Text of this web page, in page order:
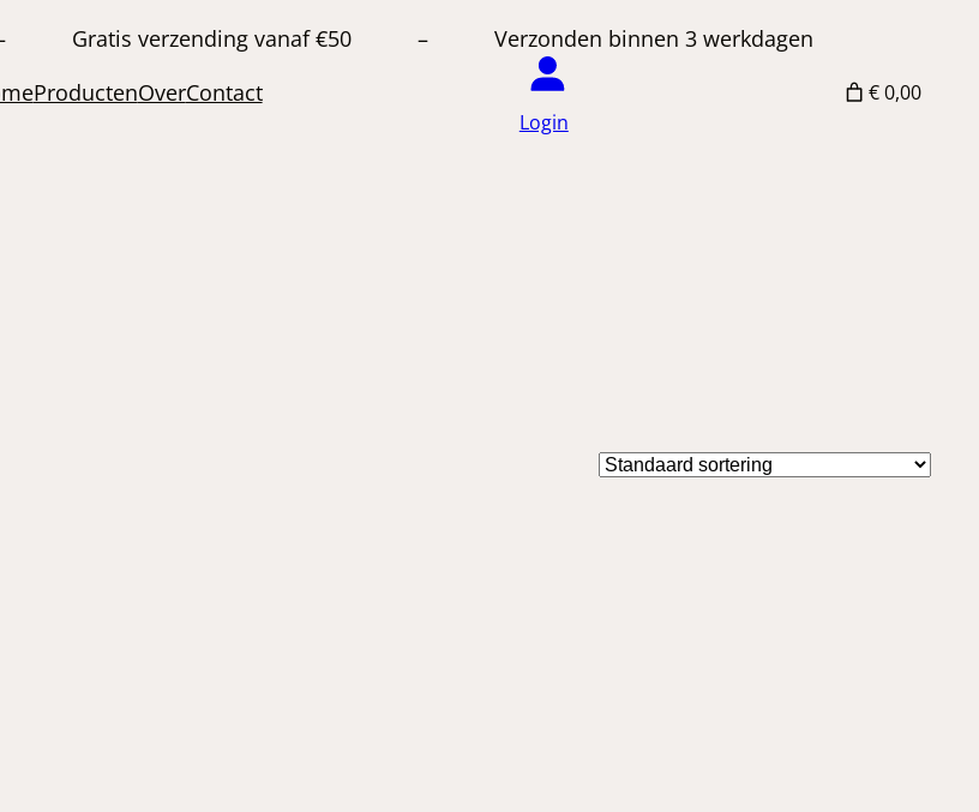
– Gratis verzending vanaf €50 – Verzonden binnen 3 werkdagen
ProductenOverContact
Login
€ 0,00